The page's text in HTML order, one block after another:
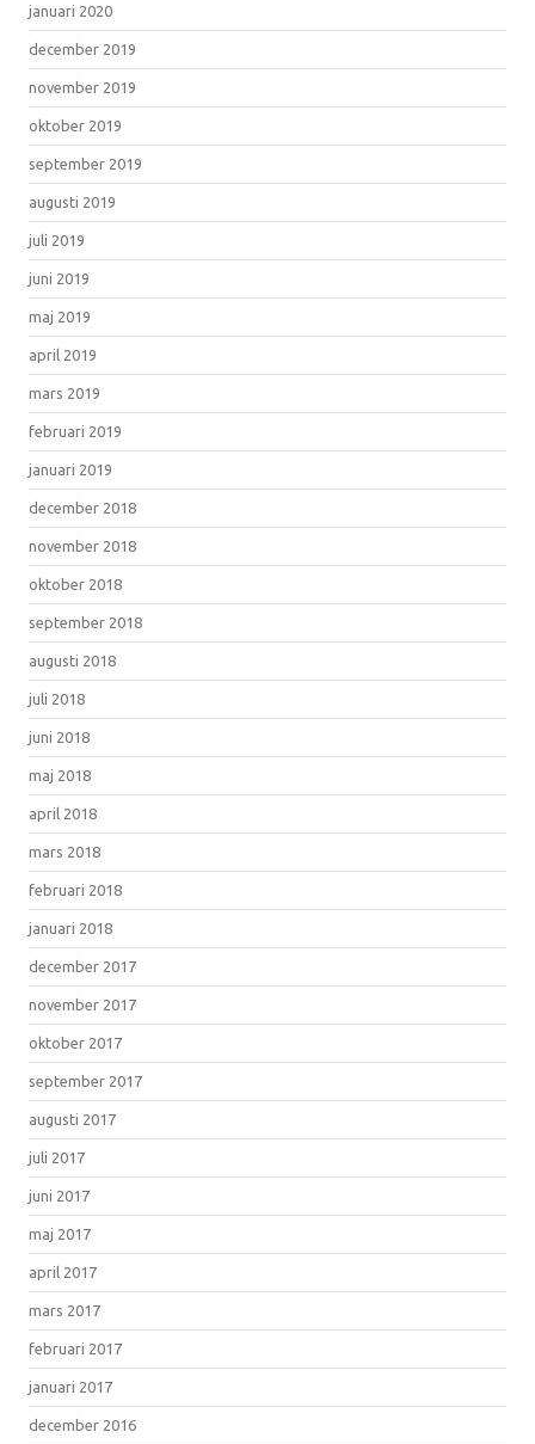
januari 2020
december 2019
november 2019
oktober 2019
september 2019
augusti 2019
juli 2019
juni 2019
maj 2019
april 2019
mars 2019
februari 2019
januari 2019
december 2018
november 2018
oktober 2018
september 2018
augusti 2018
juli 2018
juni 2018
maj 2018
april 2018
mars 2018
februari 2018
januari 2018
december 2017
november 2017
oktober 2017
september 2017
augusti 2017
juli 2017
juni 2017
maj 2017
april 2017
mars 2017
februari 2017
januari 2017
december 2016